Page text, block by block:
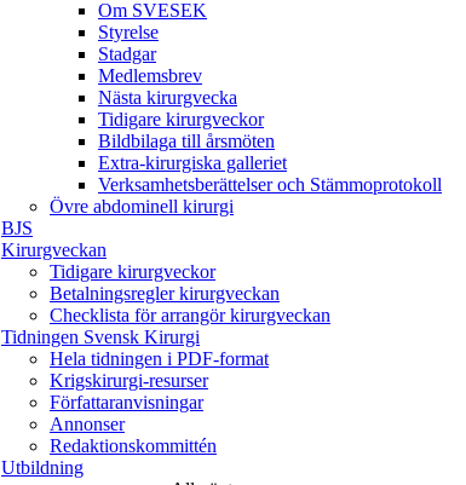
Om SVESEK
Styrelse
Stadgar
Medlemsbrev
Nästa kirurgvecka
Tidigare kirurgveckor
Bildbilaga till årsmöten
Extra-kirurgiska galleriet
Verksamhetsberättelser och Stämmoprotokoll
Övre abdominell kirurgi
BJS
Kirurgveckan
Tidigare kirurgveckor
Betalningsregler kirurgveckan
Checklista för arrangör kirurgveckan
Tidningen Svensk Kirurgi
Hela tidningen i PDF-format
Krigskirurgi-resurser
Författaranvisningar
Annonser
Redaktionskommittén
Utbildning